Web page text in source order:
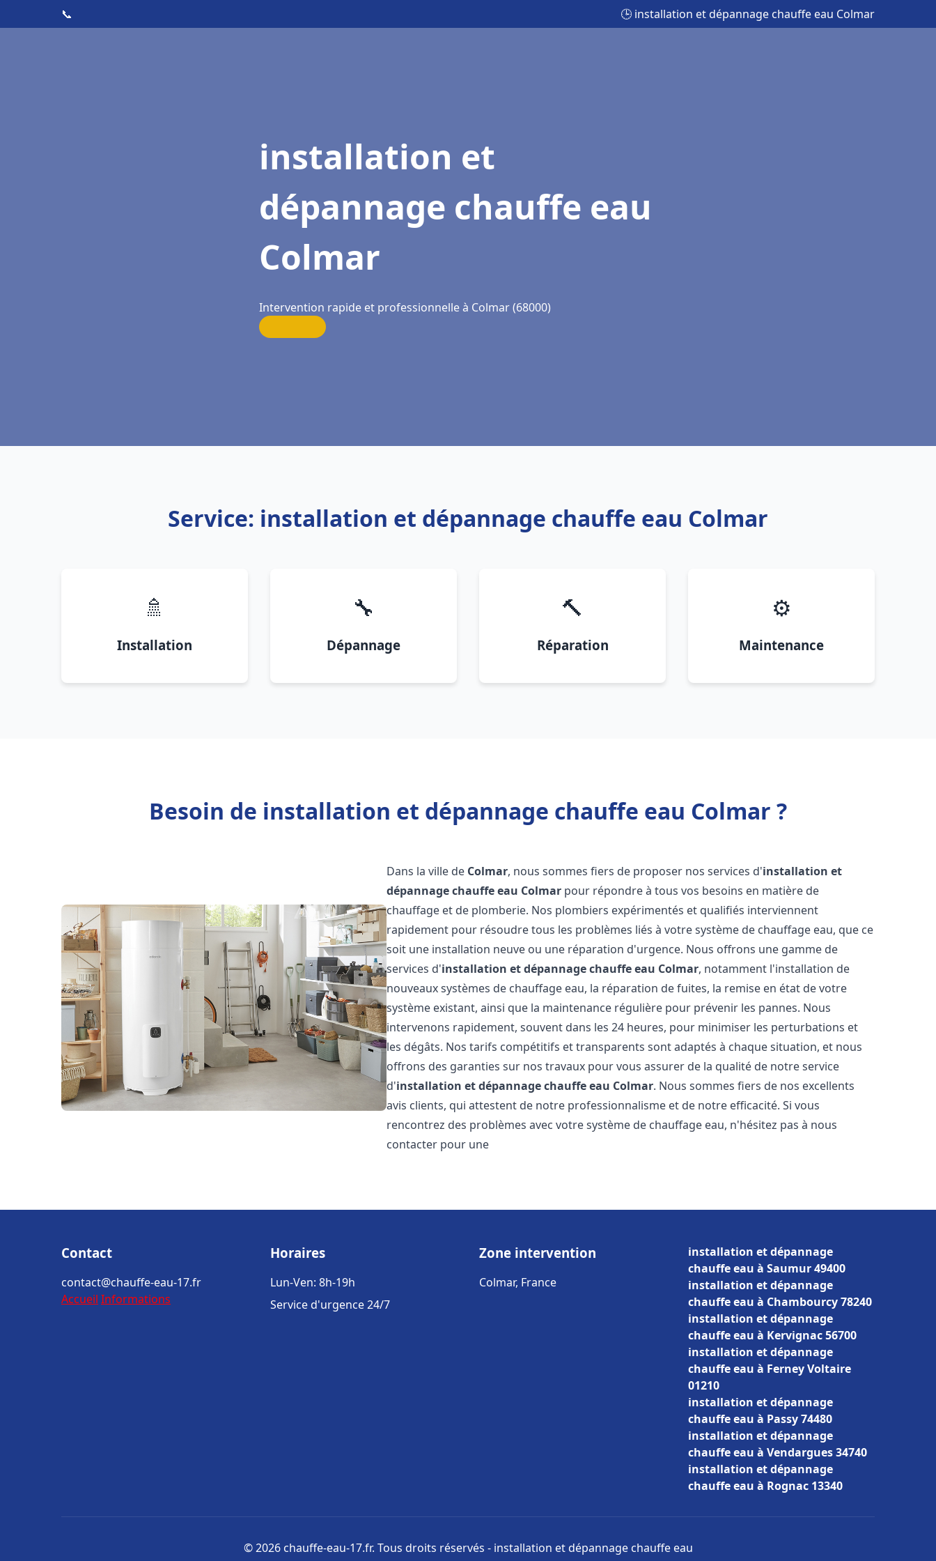
📞 🕒 installation et dépannage chauffe eau Colmar
installation et
dépannage chauffe eau
Colmar
Intervention rapide et professionnelle à Colmar (68000)
Service: installation et dépannage chauffe eau Colmar
🚿
Installation
🔧
Dépannage
🔨
Réparation
⚙️
Maintenance
Besoin de installation et dépannage chauffe eau Colmar ?
Dans la ville de Colmar, nous sommes fiers de proposer nos services d'installation et
dépannage chauffe eau Colmar pour répondre à tous vos besoins en matière de
chauffage et de plomberie. Nos plombiers expérimentés et qualifiés interviennent
rapidement pour résoudre tous les problèmes liés à votre système de chauffage eau, que ce
soit une installation neuve ou une réparation d'urgence. Nous offrons une gamme de
services d'installation et dépannage chauffe eau Colmar, notamment l'installation de
nouveaux systèmes de chauffage eau, la réparation de fuites, la remise en état de votre
système existant, ainsi que la maintenance régulière pour prévenir les pannes. Nous
intervenons rapidement, souvent dans les 24 heures, pour minimiser les perturbations et
les dégâts. Nos tarifs compétitifs et transparents sont adaptés à chaque situation, et nous
offrons des garanties sur nos travaux pour vous assurer de la qualité de notre service
d'installation et dépannage chauffe eau Colmar. Nous sommes fiers de nos excellents
avis clients, qui attestent de notre professionnalisme et de notre efficacité. Si vous
rencontrez des problèmes avec votre système de chauffage eau, n'hésitez pas à nous
contacter pour une
Contact
contact@chauffe-eau-17.fr
Accueil Informations
Horaires
Lun-Ven: 8h-19h
Service d'urgence 24/7
Zone intervention
Colmar, France
installation et dépannage
chauffe eau à Saumur 49400
installation et dépannage
chauffe eau à Chambourcy 78240
installation et dépannage
chauffe eau à Kervignac 56700
installation et dépannage
chauffe eau à Ferney Voltaire
01210
installation et dépannage
chauffe eau à Passy 74480
installation et dépannage
chauffe eau à Vendargues 34740
installation et dépannage
chauffe eau à Rognac 13340
© 2026 chauffe-eau-17.fr. Tous droits réservés - installation et dépannage chauffe eau